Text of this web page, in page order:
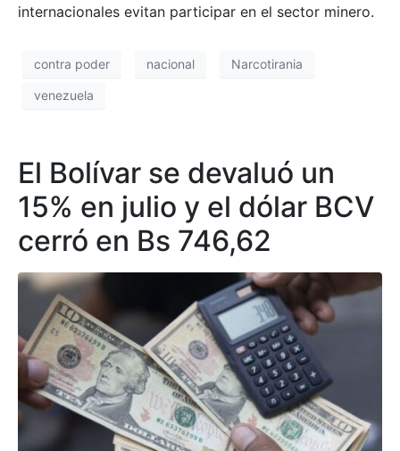
internacionales evitan participar en el sector minero.
contra poder nacional Narcotirania
venezuela
El Bolívar se devaluó un
15% en julio y el dólar BCV
cerró en Bs 746,62